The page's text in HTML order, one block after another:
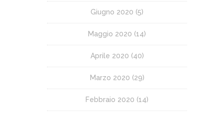
Giugno 2020 (5)
Maggio 2020 (14)
Aprile 2020 (40)
Marzo 2020 (29)
Febbraio 2020 (14)